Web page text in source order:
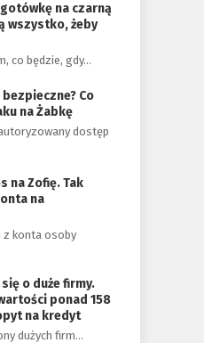
na czarną
wszystko, żeby
co będzie, gdy…
Co
na Żabkę
dostęp
na Zofię. Tak
na
z konta osoby
o duże firmy.
ponad 158
na kredyt
dużych firm…